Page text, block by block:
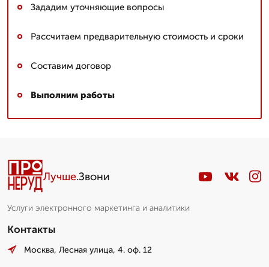
Зададим уточняющие вопросы
Рассчитаем предварительную стоимость и сроки
Составим договор
Выполним работы
Лучше.Звони
Услуги электронного маркетинга и аналитики
Контакты
Москва, Лесная улица, 4. оф. 12